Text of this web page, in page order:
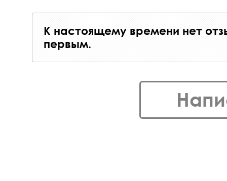
К настоящему времени нет
первым.